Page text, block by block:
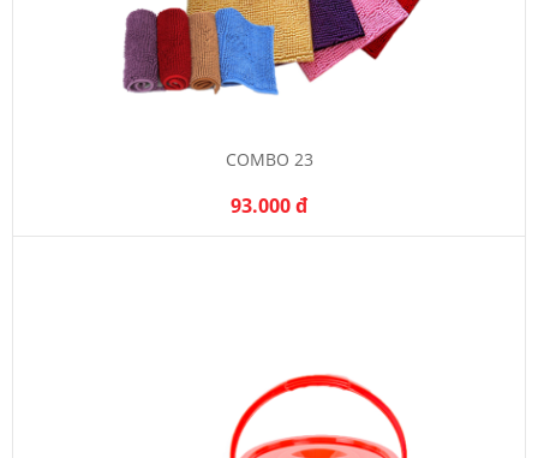
COMBO 23
93.000 đ